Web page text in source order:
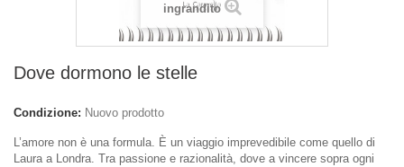
ingrandito
Dove dormono le stelle
Condizione: Nuovo prodotto
L’amore non è una formula. È un viaggio imprevedibile come quello di
Laura a Londra. Tra passione e razionalità, dove a vincere sopra ogni